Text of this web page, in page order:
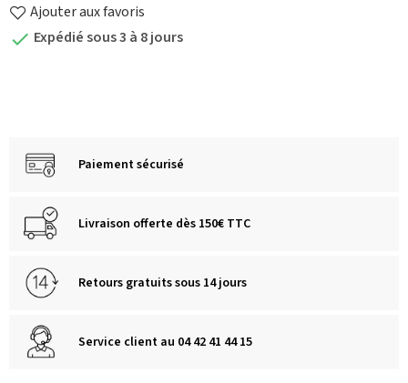
Ajouter aux favoris
 Expédié sous 3 à 8 jours
Paiement sécurisé
Livraison offerte dès 150€ TTC
Retours gratuits sous 14 jours
Service client au 04 42 41 44 15